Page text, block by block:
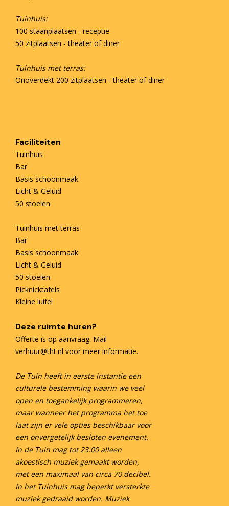
Tuinhuis:
100 staanplaatsen - receptie
50 zitplaatsen - theater of diner
Tuinhuis met terras:
Onoverdekt 200 zitplaatsen - theater of diner
Faciliteiten
Tuinhuis
Bar
Basis schoonmaak
Licht & Geluid
50 stoelen
Tuinhuis met terras
Bar
Basis schoonmaak
Licht & Geluid
50 stoelen
Picknicktafels
Kleine luifel
Deze ruimte huren?
Offerte is op aanvraag. Mail
verhuur@tht.nl voor meer informatie.
De Tuin heeft in eerste instantie een
culturele bestemming waarin we veel
open en toegankelijk programmeren,
maar wanneer het programma het toe
laat zijn er vele opties beschikbaar voor
een onvergetelijk besloten evenement.
In de Tuin mag tot 23:00 alleen
akoestisch muziek gemaakt worden,
met een maximaal van circa 70 decibel.
In het Tuinhuis mag beperkt versterkte
muziek gedraaid worden. Muziek